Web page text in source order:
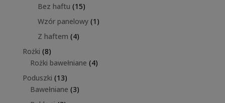
produktów
Bez haftu 1515
produktów
Wzór panelowy 1 1
Z haftem 44
Rożki 88
produktów
Rożki bawełniane 44
Poduszki 1313
produktów
Bawełniane 33